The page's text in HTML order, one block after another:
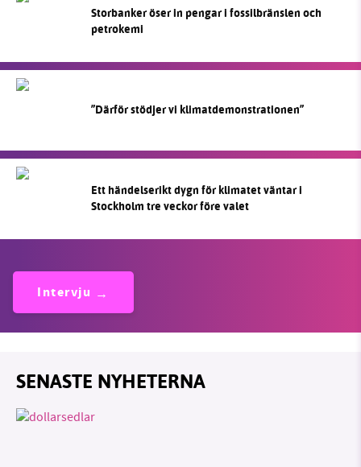
Storbanker öser in pengar i fossilbränslen och
petrokemi
”Därför stödjer vi klimatdemonstrationen”
Ett händelserikt dygn för klimatet väntar i
Stockholm tre veckor före valet
Intervju
SENASTE NYHETERNA